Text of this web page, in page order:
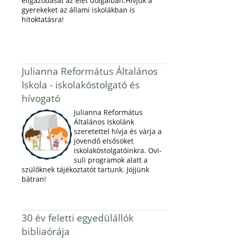
gyerekeket az állami iskolákban is
hitoktatásra!
Julianna Református Általános
Iskola - iskolakóstolgató és
hívogató
Julianna Református
Általános Iskolánk
szeretettel hívja és várja a
jövendő elsősöket
iskolakóstolgatóinkra. Ovi-
suli programok alatt a
szülőknek tájékoztatót tartunk. Jöjjünk
bátran!
30 év feletti egyedülállók
bibliaórája